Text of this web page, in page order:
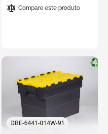
Compare este produto
DBE-6441-014W-91